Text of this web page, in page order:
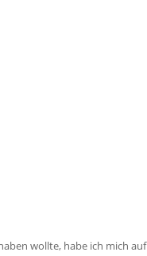
wollte, habe ich mich auf